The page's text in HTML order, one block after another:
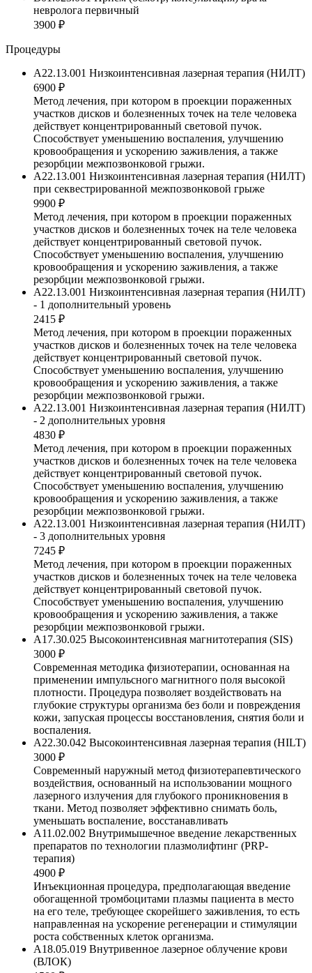
невролога первичный
3900 ₽
Процедуры
A22.13.001 Низкоинтенсивная лазерная терапия (НИЛТ)
6900 ₽
Метод лечения, при котором в проекции пораженных
участков дисков и болезненных точек на теле человека
действует концентрированный световой пучок.
Способствует уменьшению воспаления, улучшению
кровообращения и ускорению заживления, а также
резорбции межпозвонковой грыжи.
A22.13.001 Низкоинтенсивная лазерная терапия (НИЛТ)
при секвестрированной межпозвонковой грыже
9900 ₽
Метод лечения, при котором в проекции пораженных
участков дисков и болезненных точек на теле человека
действует концентрированный световой пучок.
Способствует уменьшению воспаления, улучшению
кровообращения и ускорению заживления, а также
резорбции межпозвонковой грыжи.
A22.13.001 Низкоинтенсивная лазерная терапия (НИЛТ)
- 1 дополнительный уровень
2415 ₽
Метод лечения, при котором в проекции пораженных
участков дисков и болезненных точек на теле человека
действует концентрированный световой пучок.
Способствует уменьшению воспаления, улучшению
кровообращения и ускорению заживления, а также
резорбции межпозвонковой грыжи.
A22.13.001 Низкоинтенсивная лазерная терапия (НИЛТ)
- 2 дополнительных уровня
4830 ₽
Метод лечения, при котором в проекции пораженных
участков дисков и болезненных точек на теле человека
действует концентрированный световой пучок.
Способствует уменьшению воспаления, улучшению
кровообращения и ускорению заживления, а также
резорбции межпозвонковой грыжи.
A22.13.001 Низкоинтенсивная лазерная терапия (НИЛТ)
- 3 дополнительных уровня
7245 ₽
Метод лечения, при котором в проекции пораженных
участков дисков и болезненных точек на теле человека
действует концентрированный световой пучок.
Способствует уменьшению воспаления, улучшению
кровообращения и ускорению заживления, а также
резорбции межпозвонковой грыжи.
A17.30.025 Высокоинтенсивная магнитотерапия (SIS)
3000 ₽
Современная методика физиотерапии, основанная на
применении импульсного магнитного поля высокой
плотности. Процедура позволяет воздействовать на
глубокие структуры организма без боли и повреждения
кожи, запуская процессы восстановления, снятия боли и
воспаления.
А22.30.042 Высокоинтенсивная лазерная терапия (HILT)
3000 ₽
Современный наружный метод физиотерапевтического
воздействия, основанный на использовании мощного
лазерного излучения для глубокого проникновения в
ткани. Метод позволяет эффективно снимать боль,
уменьшать воспаление, восстанавливать
A11.02.002 Внутримышечное введение лекарственных
препаратов по технологии плазмолифтинг (PRP-
терапия)
4900 ₽
Инъекционная процедура, предполагающая введение
обогащенной тромбоцитами плазмы пациента в место
на его теле, требующее скорейшего заживления, то есть
направленная на ускорение регенерации и стимуляции
роста собственных клеток организма.
A18.05.019 Внутривенное лазерное облучение крови
(ВЛОК)